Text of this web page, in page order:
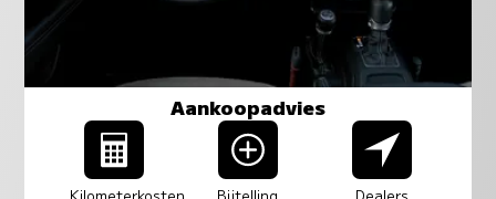
Aankoopadvies